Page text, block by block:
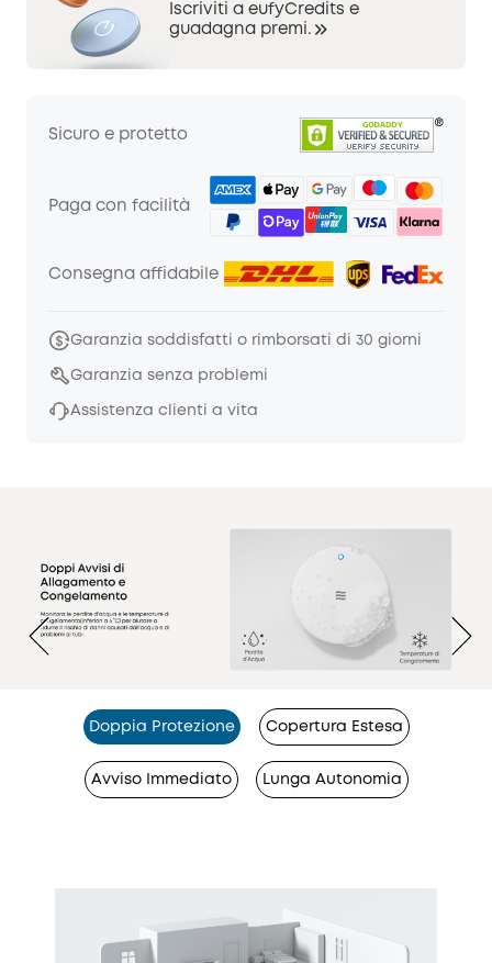
Iscriviti a eufyCredits e
guadagna premi.
Sicuro e protetto
Paga con facilità
Consegna affidabile
Garanzia soddisfatti o rimborsati di 30 giorni
Garanzia senza problemi
Assistenza clienti a vita
Doppia Protezione Copertura Estesa
Avviso Immediato Lunga Autonomia